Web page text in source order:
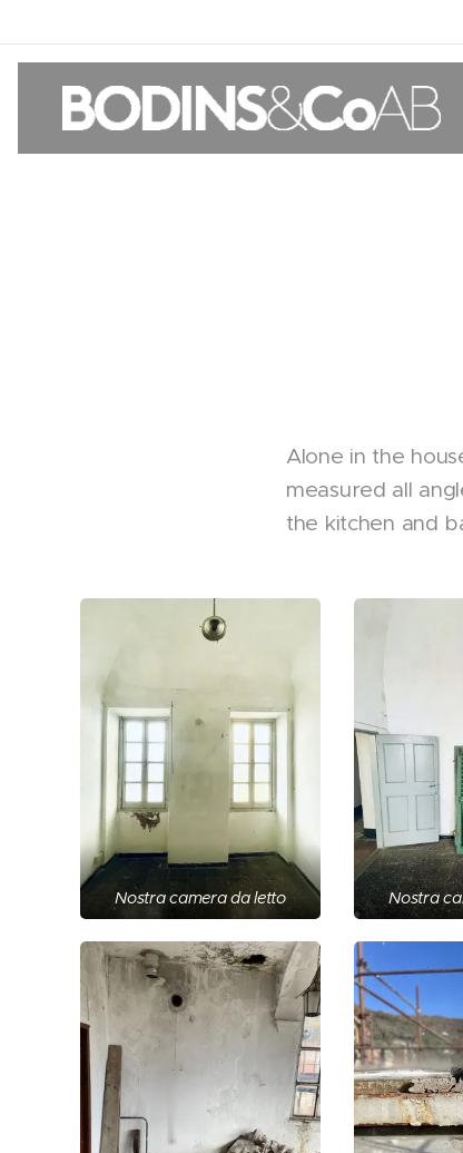
Alone in the
measured all
the kitchen and
Nostra camera da letto Nostra